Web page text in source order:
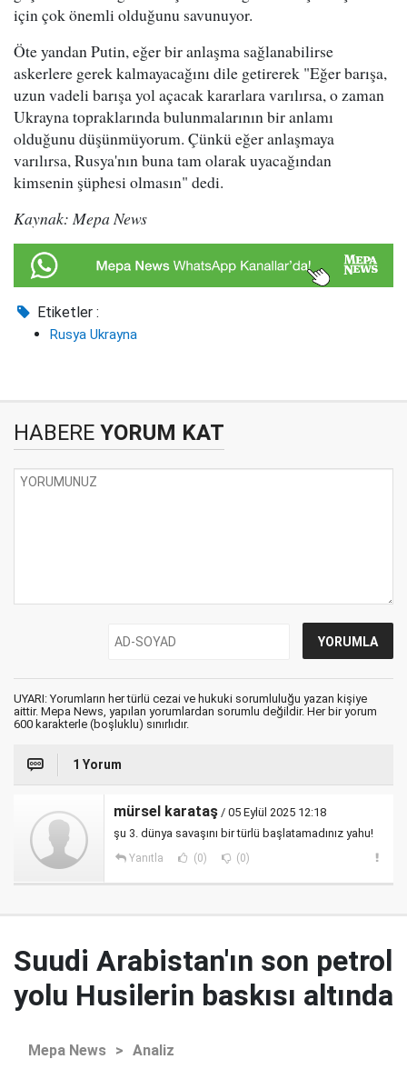
için çok önemli olduğunu savunuyor.
Öte yandan Putin, eğer bir anlaşma sağlanabilirse
askerlere gerek kalmayacağını dile getirerek "Eğer barışa,
uzun vadeli barışa yol açacak kararlara varılırsa, o zaman
Ukrayna topraklarında bulunmalarının bir anlamı
olduğunu düşünmüyorum. Çünkü eğer anlaşmaya
varılırsa, Rusya'nın buna tam olarak uyacağından
kimsenin şüphesi olmasın" dedi.
Kaynak: Mepa News
Etiketler :
Rusya Ukrayna
HABERE YORUM KAT
UYARI: Yorumların her türlü cezai ve hukuki sorumluluğu yazan kişiye
aittir. Mepa News, yapılan yorumlardan sorumlu değildir. Her bir yorum
600 karakterle (boşluklu) sınırlıdır.
1 Yorum
mürsel karataş / 05 Eylül 2025 12:18
şu 3. dünya savaşını bir türlü başlatamadınız yahu!
Yanıtla (0) (0)
Suudi Arabistan'ın son petrol
yolu Husilerin baskısı altında
Mepa News > Analiz